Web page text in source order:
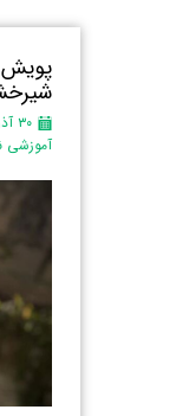
۳۰ آذر ۰۴
آموزشی